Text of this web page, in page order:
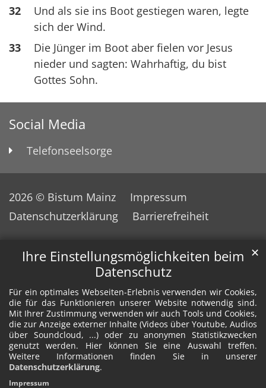
Ihre Einstellungsmöglichkeiten beim
Datenschutz
Für ein optimales Webseiten-Erlebnis verwenden wir Cookies,
die für das Funktionieren unserer Website notwendig sind.
Mit Ihrer Zustimmung verwenden wir auch Tools und Cookies,
die zur Anzeige externer Inhalte (Videos über Youtube, Audios
über Soundcloud, ...) oder zu anonymen Statistikzwecken
genutzt werden. Hier können Sie eine Auswahl treffen.
Weitere Informationen finden Sie in unserer
Datenschutzerklärung.
✕
Impressum
32
Und als sie ins Boot gestiegen waren, legte
sich der Wind.
33
Die Jünger im Boot aber fielen vor Jesus
nieder und sagten: Wahrhaftig, du bist
Gottes Sohn.
Social Media
Telefonseelsorge
2026 © Bistum Mainz
Impressum
Datenschutzerklärung
Barrierefreiheit